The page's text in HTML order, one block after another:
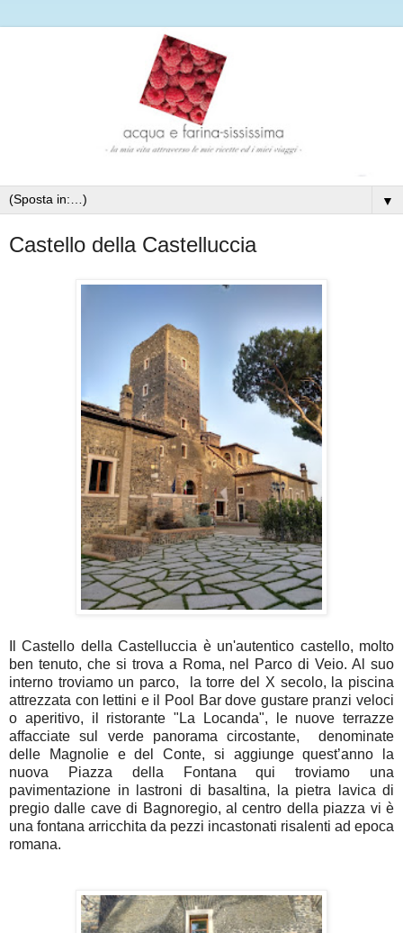
▼
Castello della Castelluccia
Il Castello della Castelluccia è un'autentico castello, molto
ben tenuto, che si trova a Roma, nel Parco di Veio. Al suo
interno troviamo un parco, la torre del X secolo, la piscina
attrezzata con lettini e il Pool Bar dove gustare pranzi veloci
o aperitivo, il ristorante "La Locanda", le nuove terrazze
affacciate sul verde panorama circostante, denominate
delle Magnolie e del Conte, si aggiunge quest’anno la
nuova Piazza della Fontana qui troviamo una
pavimentazione in lastroni di basaltina, la pietra lavica di
pregio dalle cave di Bagnoregio, al centro della piazza vi è
una fontana arricchita da pezzi incastonati risalenti ad epoca
romana.